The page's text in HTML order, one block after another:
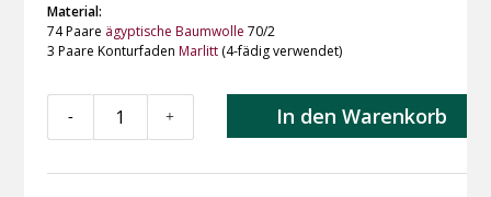
Material:
74 Paare ägyptische Baumwolle 70/2
3 Paare Konturfaden Marlitt(4-fädig verwendet)
Bordüre
- + In den Warenkorb